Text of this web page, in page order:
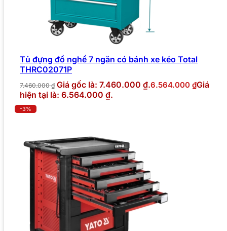
Tủ đựng đồ nghề 7 ngăn có bánh xe kéo Total
THRC02071P
7.460.000₫ Giá gốc là: 7.460.000 ₫.6.564.000 ₫Giá
hiện tại là: 6.564.000 ₫.
-3%